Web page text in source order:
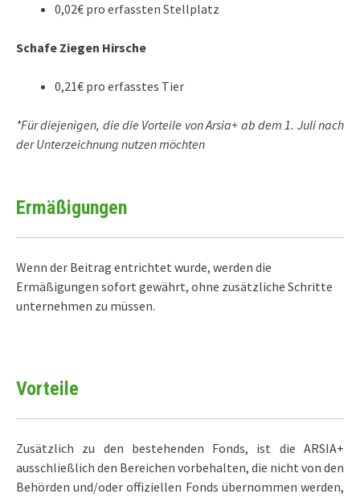
0,02€ pro erfassten Stellplatz
Schafe Ziegen Hirsche
0,21€ pro erfasstes Tier
*Für diejenigen, die die Vorteile von Arsia+ ab dem 1. Juli nach
der Unterzeichnung nutzen möchten
Ermäßigungen
Wenn der Beitrag entrichtet wurde, werden die
Ermäßigungen sofort gewährt, ohne zusätzliche Schritte
unternehmen zu müssen.
Vorteile
Zusätzlich zu den bestehenden Fonds, ist die ARSIA+
ausschließlich den Bereichen vorbehalten, die nicht von den
Behörden und/oder offiziellen Fonds übernommen werden,